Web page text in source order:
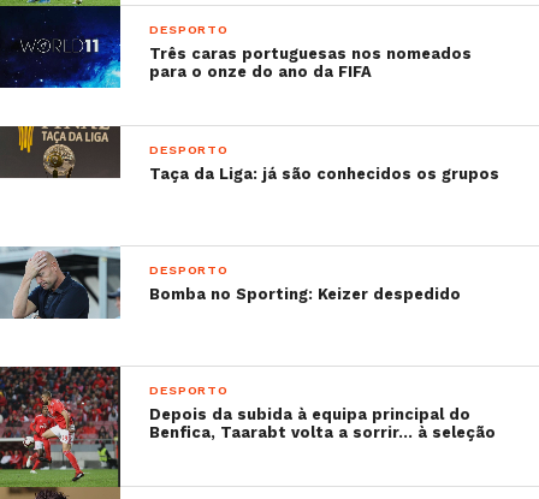
DESPORTO
Três caras portuguesas nos nomeados
para o onze do ano da FIFA
DESPORTO
Taça da Liga: já são conhecidos os grupos
DESPORTO
Bomba no Sporting: Keizer despedido
DESPORTO
Depois da subida à equipa principal do
Benfica, Taarabt volta a sorrir… à seleção